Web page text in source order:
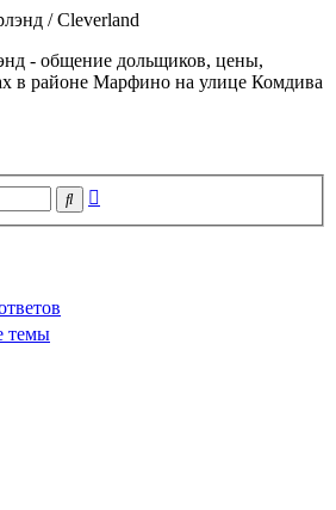
/ Cleverland
- общение дольщиков, цены,
в районе Марфино на улице Комдива
Поиск
темы